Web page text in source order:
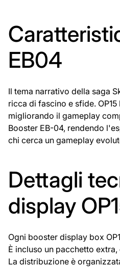
EB04
Il tema narrativo della saga
ricca di fascino e sfide.
migliorando il gameplay
Booster EB-04, rendendo
chi cerca un gameplay
Dettagli
display
Ogni booster display box
È incluso un pacchetto
La distribuzione è